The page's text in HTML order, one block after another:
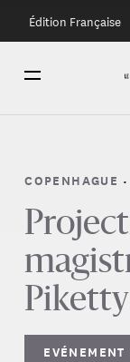
Édition Française
COPENHAGUE •
Piketty
EVÉNEMENT